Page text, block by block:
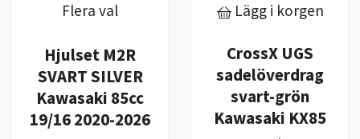
Flera val
Hjulset M2R
SVART SILVER
Kawasaki 85cc
19/16 2020-2026
Lägg i korgen
CrossX UGS
sadelöverdrag
svart-grön
Kawasaki KX85